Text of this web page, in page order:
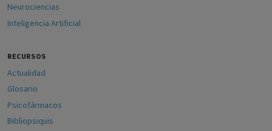
Neurociencias
Inteligencia Artificial
RECURSOS
Actualidad
Glosario
Psicofármacos
Bibliopsiquis